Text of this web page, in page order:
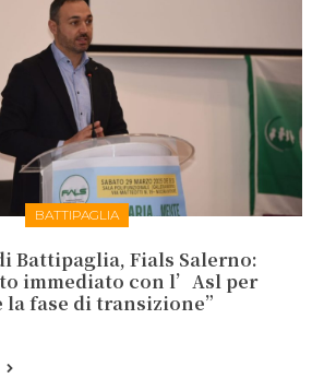
BATTIPAGLIA
Battipaglia, Fials Salerno:
immediato con l’Asl per
la fase di transizione”